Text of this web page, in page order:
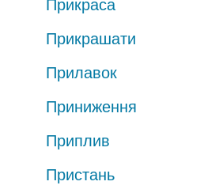
Прикраса
Прикрашати
Прилавок
Приниження
Приплив
Пристань